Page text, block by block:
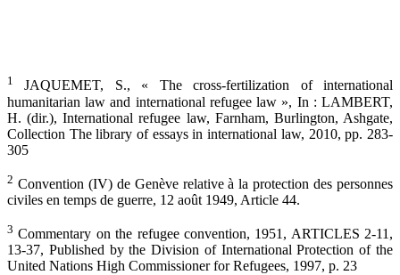
1
JAQUEMET, S., « The cross-fertilization of international
humanitarian law and international refugee law », In : LAMBERT,
H. (dir.), International refugee law, Farnham, Burlington, Ashgate,
Collection The library of essays in international law, 2010, pp. 283-
305
2 Convention (IV) de Genève relative à la protection des personnes
civiles en temps de guerre, 12 août 1949, Article 44.
3 Commentary on the refugee convention, 1951, ARTICLES 2-11,
13-37, Published by the Division of International Protection of the
United Nations High Commissioner for Refugees, 1997, p. 23